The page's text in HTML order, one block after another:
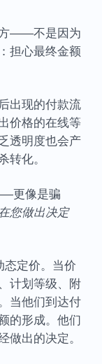
方——不是因为
担心最终金额
出现的付款流
价格的在线等
透明度也会产
化。
更像是骗
您做出决定
态定价。当价
计划等级、附
当他们到达付
的形成。他们
出的决定。